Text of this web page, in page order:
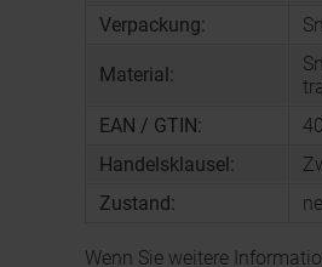
Verpackung:
Material:
EAN / GTIN:
Handelsklausel:
Zustand:
Wenn Sie weitere